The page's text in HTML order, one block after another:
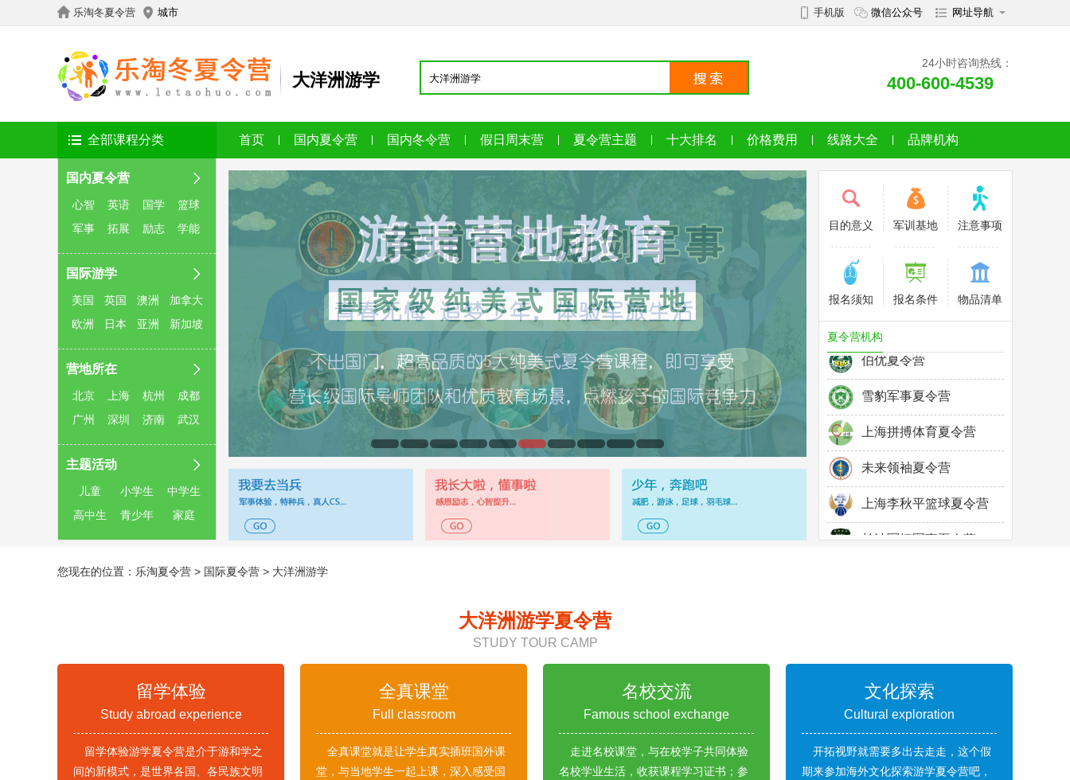
乐淘冬夏令营 城市 网址导航
微信公众号
手机版
大洋洲游学
24小时咨询热线：
400-600-4539
全部课程分类 首页 国内夏令营 国内冬令营 假日周末营 夏令营主题 十大排名 价格费用 线路大全 品牌机构
国内夏令营
心智 英语 国学
篮球
军事
拓展 励志 学能
国际游学
美国 英国 澳洲
加拿大
欧洲
日本 亚洲 新加坡
营地所在
北京 上海 杭州
成都
广州
深圳 济南 武汉
主题活动
儿童 小学生
中学生
高中生
青少年 家庭
目的意义 军训基地 注意事项
报名须知 报名条件 物品清单
夏令营机构
上海拼搏体育夏令营
上海李秋平篮球夏令营
长沙军拓军事夏令营
深圳菁英领袖夏令营
重庆勇士军事夏令营
深圳新征程夏令营
GoodCamp营地夏令营
伯优夏令营
雪豹军事夏令营
上海拼搏体育夏令营
未来领袖夏令营
上海李秋平篮球夏令营
长沙军拓军事夏令营
伯优夏令营
雪豹军事夏令营
您现在的位置： 乐淘夏令营 > 国际夏令营 > 大洋洲游学
大洋洲游学夏令营
STUDY TOUR CAMP
留学体验
Study abroad experience
留学体验游学夏令营是介于游和学之
间的新模式，是世界各国、各民族文明
全真课堂
Full classroom
全真课堂就是让学生真实插班国外课
堂，与当地学生一起上课，深入感受国
名校交流
Famous school exchange
走进名校课堂，与在校学子共同体验
名校学业生活，收获课程学习证书；参
文化探索
Cultural exploration
开拓视野就需要多出去走走，这个假
期来参加海外文化探索游学夏令营吧，